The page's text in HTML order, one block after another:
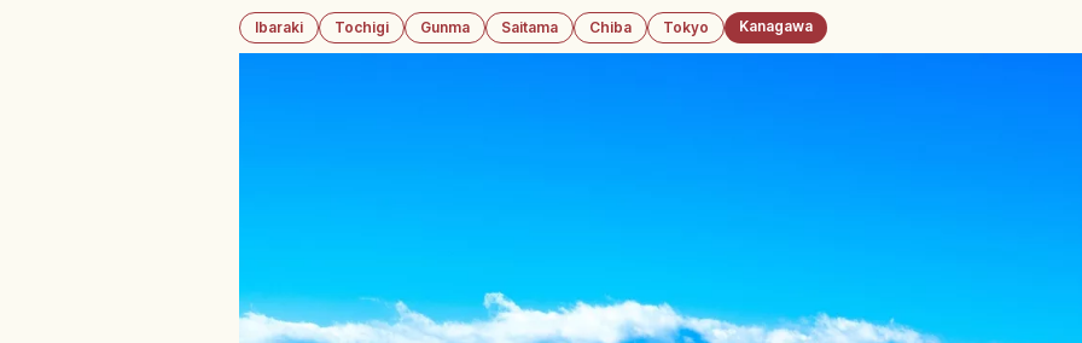
Ibaraki Tochigi Gunma Saitama Chiba Tokyo Kanagawa